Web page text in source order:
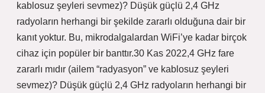
kablosuz şeyleri sevmez)? Düşük güçlü 2,4 GHz
radyoların herhangi bir şekilde zararlı olduğuna dair bir
kanıt yoktur. Bu, mikrodalgalardan WiFi’ye kadar birçok
cihaz için popüler bir banttır.30 Kas 2022,4 GHz fare
zararlı mıdır (ailem “radyasyon” ve kablosuz şeyleri
sevmez)? Düşük güçlü 2,4 GHz radyoların herhangi bir